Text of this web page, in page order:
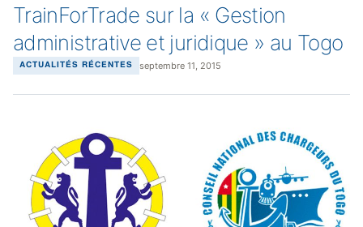
TrainForTrade sur la « Gestion
administrative et juridique » au Togo
ACTUALITÉS RÉCENTES septembre 11, 2015